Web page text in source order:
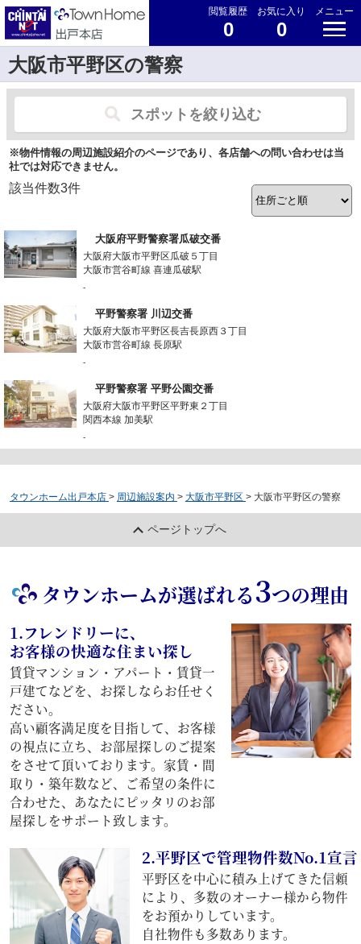
閲覧履歴
0
お気に入り
0
メニュー
大阪市平野区の警察
スポットを絞り込む
※物件情報の周辺施設紹介のページであり、各店舗への問い合わせは当
社では対応できません。
該当件数3件
大阪府平野警察署瓜破交番
大阪府大阪市平野区瓜破５丁目
大阪市営谷町線 喜連瓜破駅
-
平野警察署 川辺交番
大阪府大阪市平野区長吉長原西３丁目
大阪市営谷町線 長原駅
-
平野警察署 平野公園交番
大阪府大阪市平野区平野東２丁目
関西本線 加美駅
-
タウンホーム出戸本店 > 周辺施設案内 > 大阪市平野区 > 大阪市平野区の警察
ページトップへ
タウンホームが選ばれる3つの理由
1.フレンドリーに、
お客様の快適な住まい探し
賃貸マンション・アパート・賃貸一
戸建てなどを、お探しならお任せく
ださい。
高い顧客満足度を目指して、お客様
の視点に立ち、お部屋探しのご提案
をさせて頂いております。家賃・間
取り・築年数など、ご希望の条件に
合わせた、あなたにピッタリのお部
屋探しをサポート致します。
2.平野区で管理物件数No.1宣言
平野区を中心に積み上げてきた信頼
により、多数のオーナー様から物件
をお預かりしています。
自社物件も多数あります。